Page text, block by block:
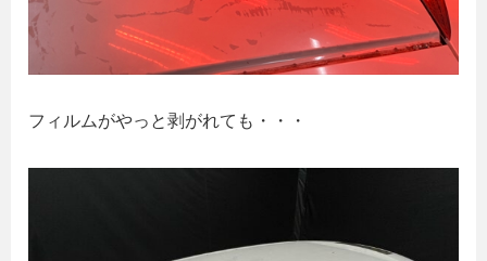
フィルムがやっと剥がれても・・・